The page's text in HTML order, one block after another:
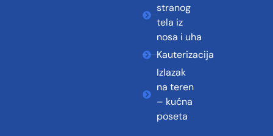
stranog
tela iz
nosa i uha
Kauterizacija
Izlazak
na teren
– kućna
poseta